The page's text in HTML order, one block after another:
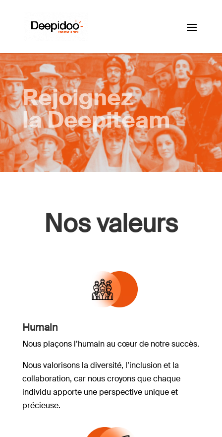
Rejoignez
la Deepiteam
Nos valeurs
Humain
Nous plaçons l’humain au cœur de notre succès.
Nous valorisons la diversité, l’inclusion et la
collaboration, car nous croyons que chaque
individu apporte une perspective unique et
précieuse.